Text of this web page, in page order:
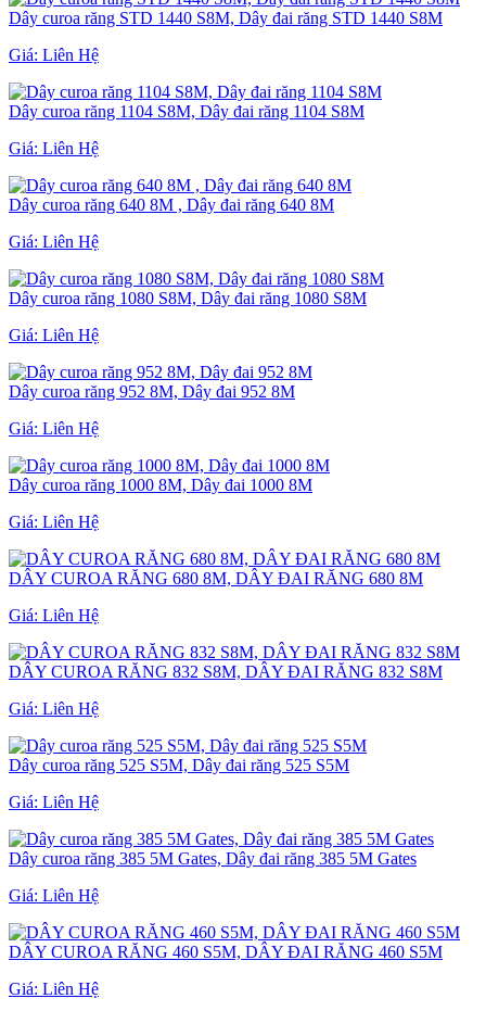
Dây curoa răng STD 1440 S8M, Dây đai răng STD 1440 S8M
Giá: Liên Hệ
Dây curoa răng 1104 S8M, Dây đai răng 1104 S8M
Giá: Liên Hệ
Dây curoa răng 640 8M , Dây đai răng 640 8M
Giá: Liên Hệ
Dây curoa răng 1080 S8M, Dây đai răng 1080 S8M
Giá: Liên Hệ
Dây curoa răng 952 8M, Dây đai 952 8M
Giá: Liên Hệ
Dây curoa răng 1000 8M, Dây đai 1000 8M
Giá: Liên Hệ
DÂY CUROA RĂNG 680 8M, DÂY ĐAI RĂNG 680 8M
Giá: Liên Hệ
DÂY CUROA RĂNG 832 S8M, DÂY ĐAI RĂNG 832 S8M
Giá: Liên Hệ
Dây curoa răng 525 S5M, Dây đai răng 525 S5M
Giá: Liên Hệ
Dây curoa răng 385 5M Gates, Dây đai răng 385 5M Gates
Giá: Liên Hệ
DÂY CUROA RĂNG 460 S5M, DÂY ĐAI RĂNG 460 S5M
Giá: Liên Hệ